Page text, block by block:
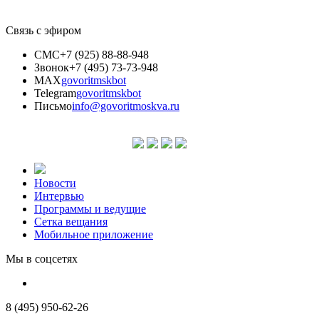
Связь с эфиром
СМС+7 (925) 88-88-948
Звонок+7 (495) 73-73-948
MAXgovoritmskbot
Telegramgovoritmskbot
Письмоinfo@govoritmoskva.ru
Новости
Интервью
Программы и ведущие
Сетка вещания
Мобильное приложение
Мы в соцсетях
8 (495) 950-62-26